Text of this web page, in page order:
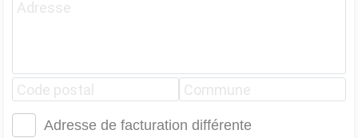
Adresse de facturation différente